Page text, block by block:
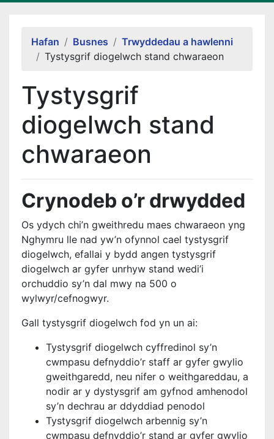
Hafan Busnes
Trwyddedau a hawlenni
Tystysgrif diogelwch stand chwaraeon
Tystysgrif
diogelwch stand
chwaraeon
Crynodeb o’r drwydded
Os ydych chi’n gweithredu maes chwaraeon yng
Nghymru lle nad yw’n ofynnol cael tystysgrif
diogelwch, efallai y bydd angen tystysgrif
diogelwch ar gyfer unrhyw stand wedi’i
orchuddio sy’n dal mwy na 500 o
wylwyr/cefnogwyr.
Gall tystysgrif diogelwch fod yn un ai:
Tystysgrif diogelwch cyffredinol sy’n
cwmpasu defnyddio’r staff ar gyfer gwylio
gweithgaredd, neu nifer o weithgareddau, a
nodir ar y dystysgrif am gyfnod amhenodol
sy’n dechrau ar ddyddiad penodol
Tystysgrif diogelwch arbennig sy’n
cwmpasu defnyddio’r stand ar gyfer gwylio